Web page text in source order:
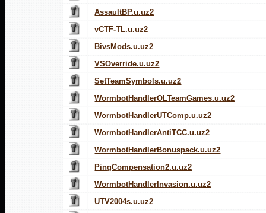
AssaultBP.u.uz2
vCTF-TL.u.uz2
BivsMods.u.uz2
VSOverride.u.uz2
SetTeamSymbols.u.uz2
WormbotHandlerOLTeamGames.u.uz2
WormbotHandlerUTComp.u.uz2
WormbotHandlerAntiTCC.u.uz2
WormbotHandlerBonuspack.u.uz2
PingCompensation2.u.uz2
WormbotHandlerInvasion.u.uz2
UTV2004s.u.uz2